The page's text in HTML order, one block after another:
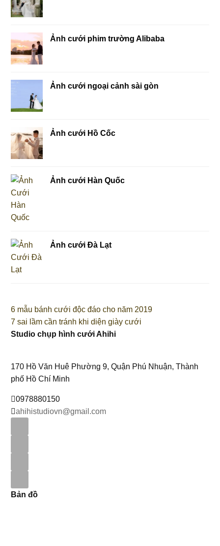
Ảnh cưới phim trường Alibaba
Ảnh cưới ngoại cảnh sài gòn
Ảnh cưới Hồ Cốc
Ảnh cưới Hàn Quốc
Ảnh cưới Đà Lạt
6 mẫu bánh cưới độc đáo cho năm 2019
7 sai lầm cần tránh khi diện giày cưới
Studio chụp hình cưới Ahihi
170 Hồ Văn Huê Phường 9, Quận Phú Nhuận, Thành
phố Hồ Chí Minh
0978880150
ahihistudiovn@gmail.com
Bản đồ